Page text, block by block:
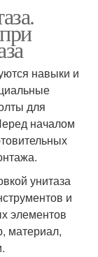
навыки и
для
началом
унитаза
и
элементов
материал,